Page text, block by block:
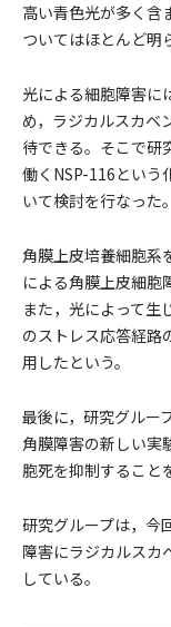
高い青色光が多く含
ついてはほとんど明
光による細胞障害に
め，ラジカルスカベ
待できる。そこで研
働くNSP-116という
いて検討を行なった。
角膜上皮培養細胞系
による角膜上皮細胞
また，光によって生
のストレス応答経路
用したという。
最後に，研究グルー
角膜障害の新しい実
胞死を抑制すること
研究グループは，今
障害にラジカルスカ
している。